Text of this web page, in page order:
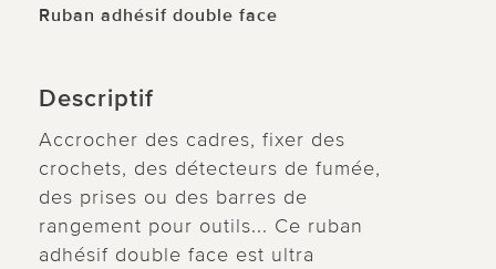
Ruban adhésif double face
Descriptif
Accrocher des cadres, fixer des
crochets, des détecteurs de fumée,
des prises ou des barres de
rangement pour outils... Ce ruban
adhésif double face est ultra